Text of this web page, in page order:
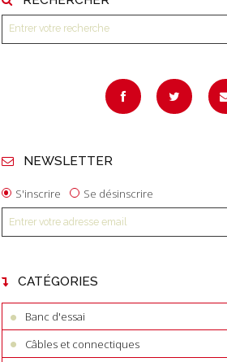
NEWSLETTER
S'inscrire Se désinscrire
CATÉGORIES
Banc d'essai
Câbles et connectiques